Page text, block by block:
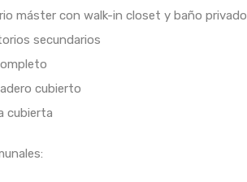
máster con walk-in closet y baño privado
secundarios
cubierto
cubierta